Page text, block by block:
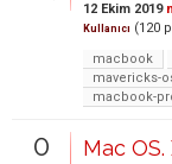
12 Ekim 2019
Kullanıcı (120
macbook
mavericks-
macbook-
0
Mac